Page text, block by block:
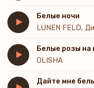
Белые ночи
LUNEN FELD,
Белые розы на
OLISHA
Дайте мне